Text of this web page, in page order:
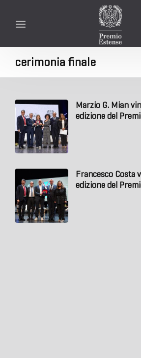
cerimonia finale
Marzio G. Mian
edizione del
Francesco Costa
edizione del